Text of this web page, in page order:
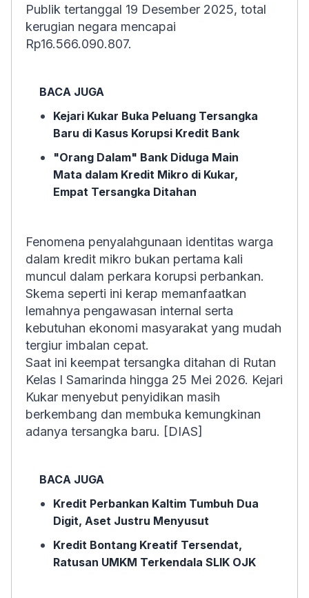
Publik tertanggal 19 Desember 2025, total
kerugian negara mencapai
Rp16.566.090.807.
BACA JUGA
Kejari Kukar Buka Peluang Tersangka
Baru di Kasus Korupsi Kredit Bank
"Orang Dalam" Bank Diduga Main
Mata dalam Kredit Mikro di Kukar,
Empat Tersangka Ditahan
Fenomena penyalahgunaan identitas warga
dalam kredit mikro bukan pertama kali
muncul dalam perkara korupsi perbankan.
Skema seperti ini kerap memanfaatkan
lemahnya pengawasan internal serta
kebutuhan ekonomi masyarakat yang mudah
tergiur imbalan cepat.
Saat ini keempat tersangka ditahan di Rutan
Kelas I Samarinda hingga 25 Mei 2026. Kejari
Kukar menyebut penyidikan masih
berkembang dan membuka kemungkinan
adanya tersangka baru. [DIAS]
BACA JUGA
Kredit Perbankan Kaltim Tumbuh Dua
Digit, Aset Justru Menyusut
Kredit Bontang Kreatif Tersendat,
Ratusan UMKM Terkendala SLIK OJK